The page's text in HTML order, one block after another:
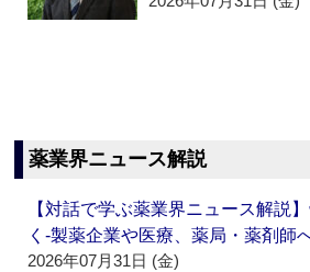
薬業界ニュース解説
【対話で学ぶ薬業界ニュース解説
く‐製薬企業や医療、薬局・薬剤師
2026年07月31日 (金)